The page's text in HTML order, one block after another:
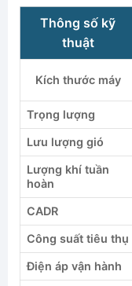
Thông số kỹ
thuật
Kích thước máy
Trọng lượng
Lưu lượng gió
Lượng khí tuần
hoàn
CADR
Công suất tiêu thụ
Điện áp vận hành